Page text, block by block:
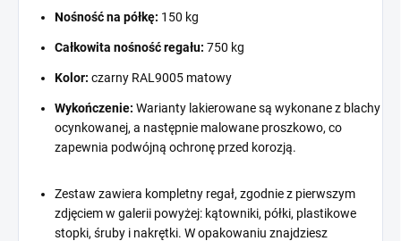
Nośność na półkę: 150 kg
Całkowita nośność regału: 750 kg
Kolor: czarny RAL9005 matowy
Wykończenie: Warianty lakierowane są wykonane z blachy
ocynkowanej, a następnie malowane proszkowo, co
zapewnia podwójną ochronę przed korozją.
Zestaw zawiera kompletny regał, zgodnie z pierwszym
zdjęciem w galerii powyżej: kątowniki, półki, plastikowe
stopki, śruby i nakrętki. W opakowaniu znajdziesz